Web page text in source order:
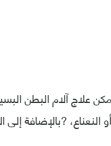
علاج آلام البطن
?بالإضافة إلى